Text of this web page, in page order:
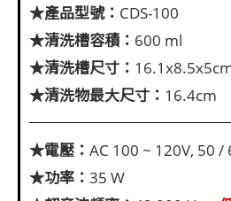
★產品型號： CDS-100
★清洗槽容積： 600 ml
★清洗槽尺寸：
★清洗物最大尺寸： 16.4cm
★電壓： AC 100 ~ 120V, 50 /
★功率： 35 W